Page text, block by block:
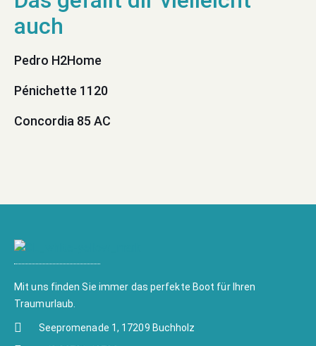
Pedro H2Home
Pénichette 1120
Concordia 85 AC
Mit uns finden Sie immer das perfekte Boot für Ihren
Traumurlaub.
Seepromenade 1, 17209 Buchholz